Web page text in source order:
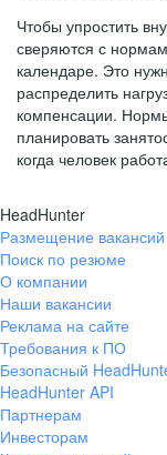
Чтобы упростить
сверяются с
календаре. Это
распределить
компенсации.
планировать
когда человек
HeadHunter
Размещение вакансий
Поиск по резюме
О компании
Наши вакансии
Реклама на сайте
Требования к ПО
Безопасный
HeadHunter API
Партнерам
Инвесторам